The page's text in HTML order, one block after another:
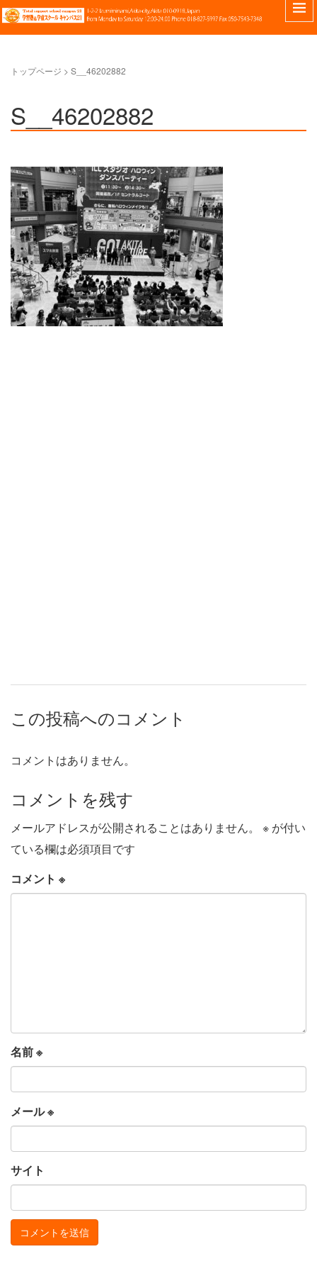
トップページ > S__46202882
S__46202882
この投稿へのコメント
コメントはありません。
コメントを残す
メールアドレスが公開されることはありません。 ※ が付い
ている欄は必須項目です
コメント ※
名前※
メール※
サイト